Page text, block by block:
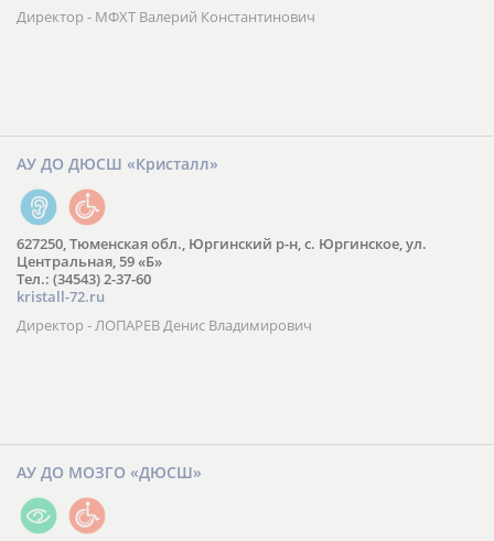
Директор - МФХТ Валерий Константинович
АУ ДО ДЮСШ «Кристалл»
627250, Тюменская обл., Юргинский р-н, с. Юргинское, ул.
Центральная, 59 «Б»
Тел.: (34543) 2-37-60
kristall-72.ru
Директор - ЛОПАРЕВ Денис Владимирович
АУ ДО МОЗГО «ДЮСШ»